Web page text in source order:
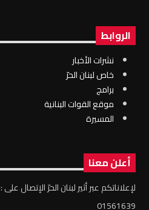
الروابط
نشرات الأخبار
خاص لبنان الحرّ
برامج
موقع القوات البنانية
المسيرة
أعلن معنا
لإعلاناتكم عبر أثير لبنان الحرّ الإتصال على :
01561639